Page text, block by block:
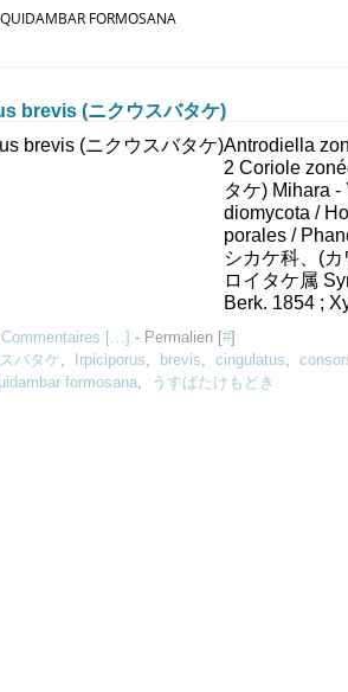
FORMOSANA
brevis (ニクウスバタケ)
Antrodiella
2 Coriole
タケ) Mihara
diomycota /
porales /
シカケ科、(
ロイタケ属
Berk. 1854 ;
Commentaires […] - Permalien [#]
バタケ, Irpiciporus, brevis, cingulatus,
formosana, うすばたけもどき